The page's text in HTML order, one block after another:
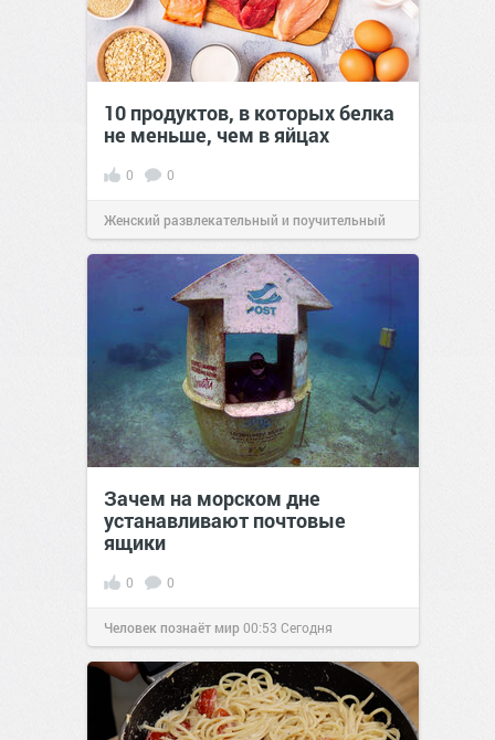
10 продуктов, в которых белка
не меньше, чем в яйцах
0 0
Женский развлекательный и поучительный
сайт.23:42Вчера
Зачем на морском дне
устанавливают почтовые
ящики
0 0
Человек познаёт мир00:53 Сегодня